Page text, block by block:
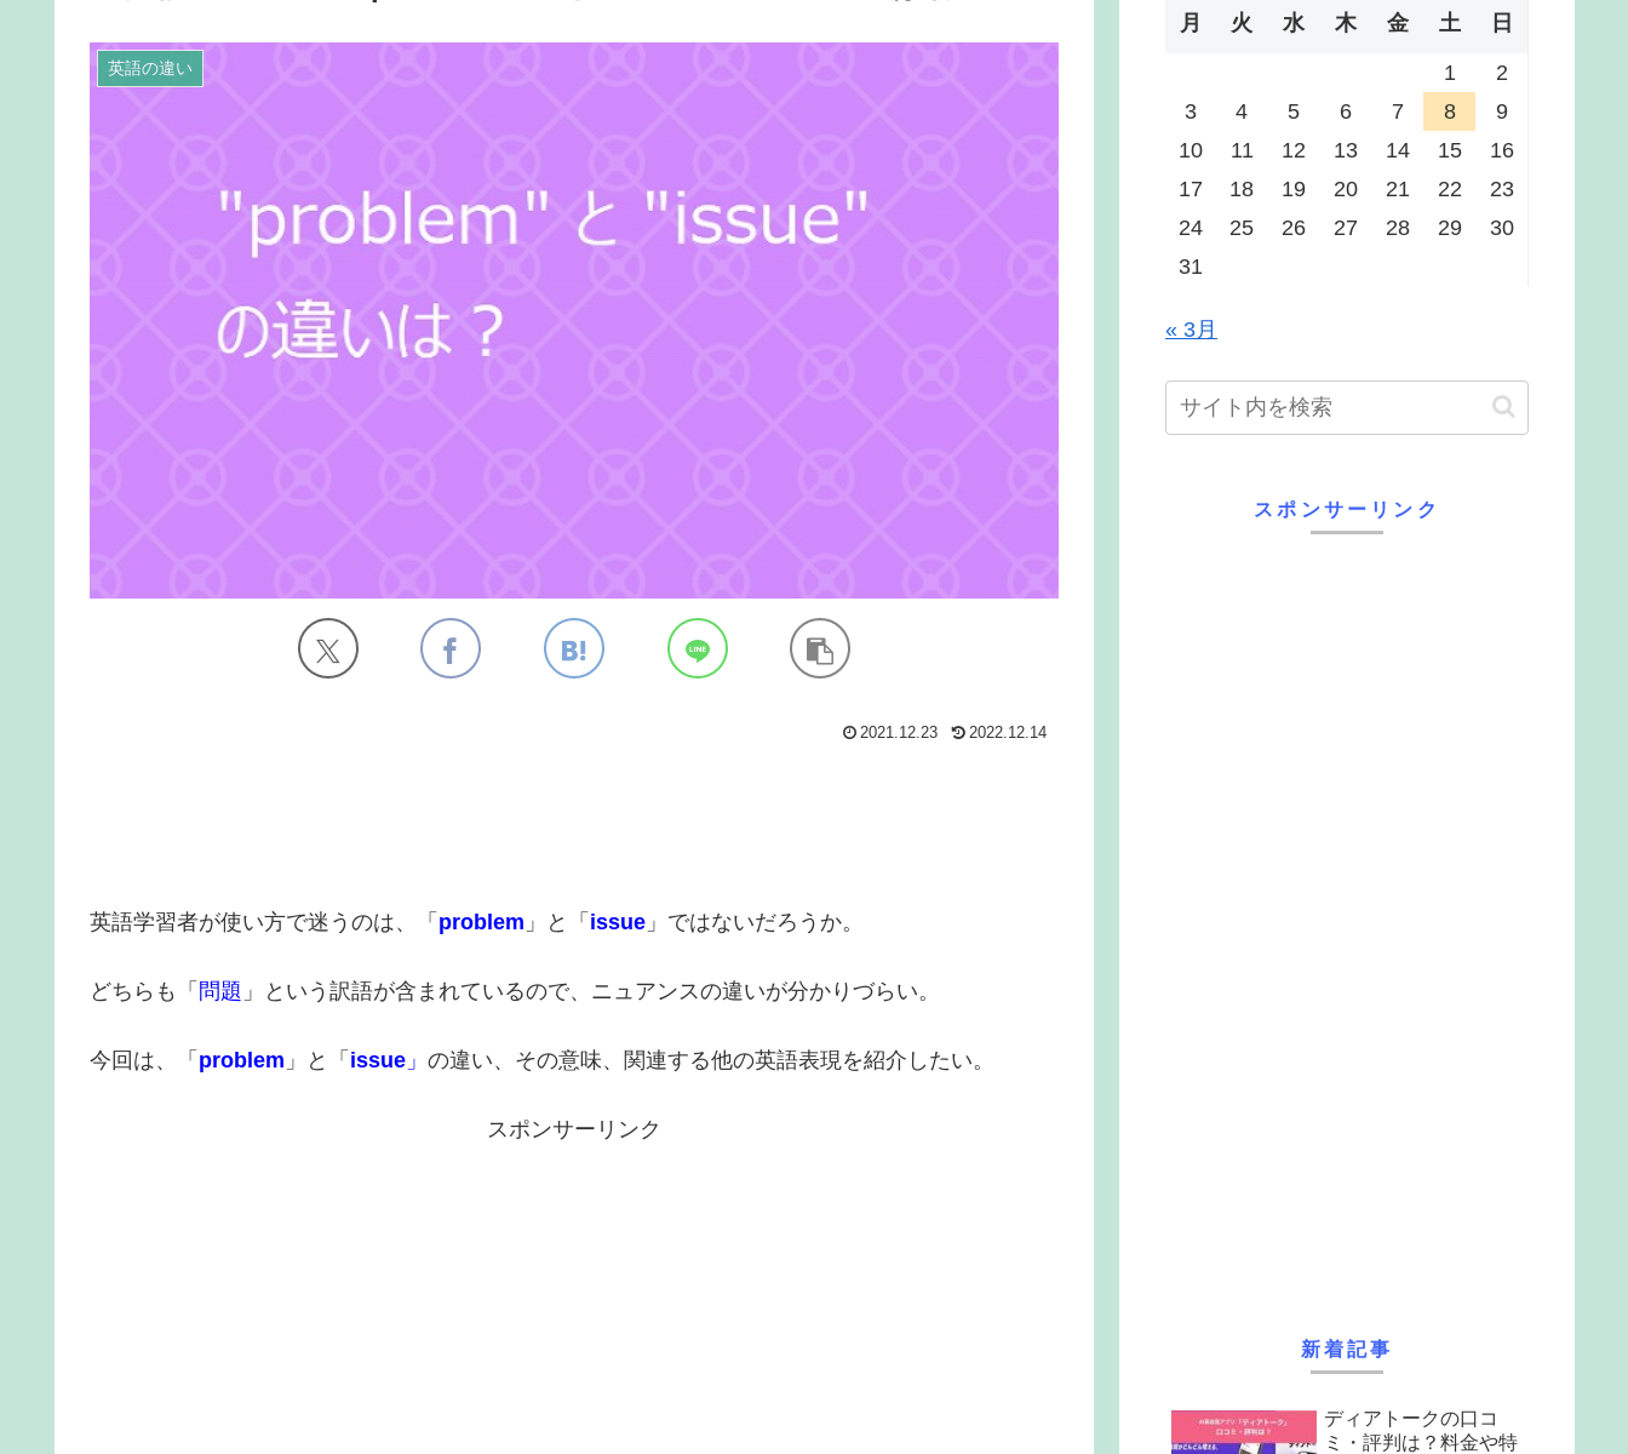
英語の違い
2021.12.23 2022.12.14
英語学習者が使い方で迷うのは、「 problem 」と「 issue 」ではないだろうか。
どちらも「 問題 」という訳語が含まれているので、ニュアンスの違いが分かりづらい。
今回は、「 problem 」と「 issue 」 の違い、その意味、関連する他の英語表現を紹介したい。
スポンサーリンク
月 火 水 木 金 土 日
1
2
3
4 5 6 7 8
9
10
11 12 13 14 15
16
17
18 19 20 21 22
23
24
25 26 27 28 29
30
31
« 3月
スポンサーリンク
新着記事
ディアトークの口コ
ミ・評判は？料金や特